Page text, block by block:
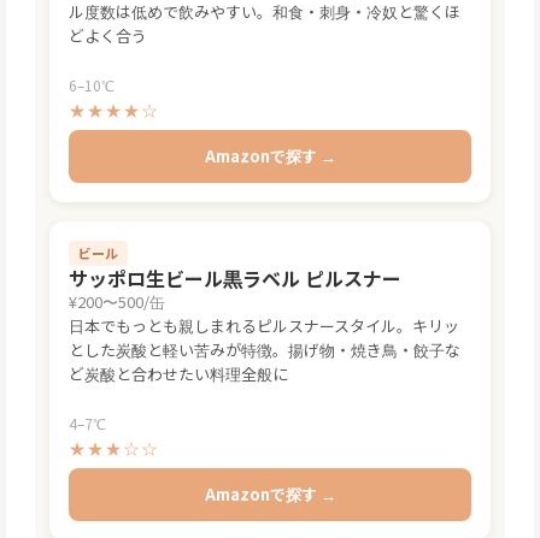
ル度数は低めで飲みやすい。和食・刺身・冷奴と驚くほ
どよく合う
6–10℃
★★★★☆
Amazonで探す →
ビール
サッポロ生ビール黒ラベル ピルスナー
¥200〜500/缶
日本でもっとも親しまれるピルスナースタイル。キリッ
とした炭酸と軽い苦みが特徴。揚げ物・焼き鳥・餃子な
ど炭酸と合わせたい料理全般に
4–7℃
★★★☆☆
Amazonで探す →